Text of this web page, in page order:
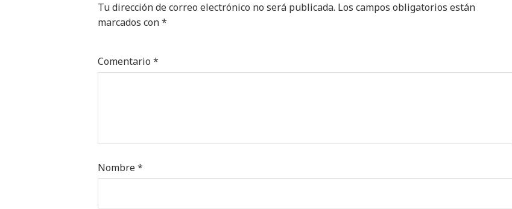
Tu dirección de correo electrónico no será publicada. Los campos obligatorios están
marcados con*
Comentario *
Nombre*
Alternative: